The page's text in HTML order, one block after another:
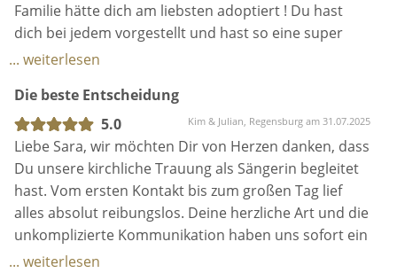
Familie hätte dich am liebsten adoptiert ! Du hast
dich bei jedem vorgestellt und hast so eine super
gute Laune verbreitet ! Ich habe so einen
immer noch überwältigt von deiner Begleitung an
unserer Hochzeit / freien Trauung. Perfekter hat
unser Tag nicht sein können & du hast so viel dazu
beigetragen. 10000%ige Empfehlung ! Absolut ehrlich
- wir sind immer noch so geflasht von dir ! Ihr müsst
sie wirklich live singen hören - unglaublich ! Jeder hat
danach noch von ihr gesprochen, sie bleibt mit ihrer
sympathischen und gut gelaunten Art & vor allem
... weiterlesen
Die beste Entscheidung
5.0
Kim & Julian, Regensburg am 31.07.2025
Liebe Sara, wir möchten Dir von Herzen danken, dass
Du unsere kirchliche Trauung als Sängerin begleitet
hast. Vom ersten Kontakt bis zum großen Tag lief
alles absolut reibungslos. Deine herzliche Art und die
unkomplizierte Kommunikation haben uns sofort ein
gutes Gefühl gegeben. Kurz vor der Trauung hast Du
... weiterlesen